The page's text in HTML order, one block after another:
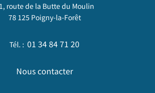
route de la Butte du Moulin
78 125 Poigny-la-Forêt
Tél. : 01 34 84 71 20
Nous contacter